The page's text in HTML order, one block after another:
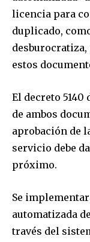
licencia para
duplicado,
estos
El decreto
de ambos
aprobación de
servicio debe
próximo.
Se
automatizada
través del